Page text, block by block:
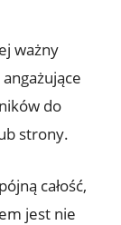
ważny
do
strony.
całość,
jest nie